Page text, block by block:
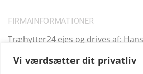
Vi værdsætter dit privatliv
FIRMAINFORMATIONER
Træhytter24 ejes og drives af:
Kungsbro Strand 29, 112 26